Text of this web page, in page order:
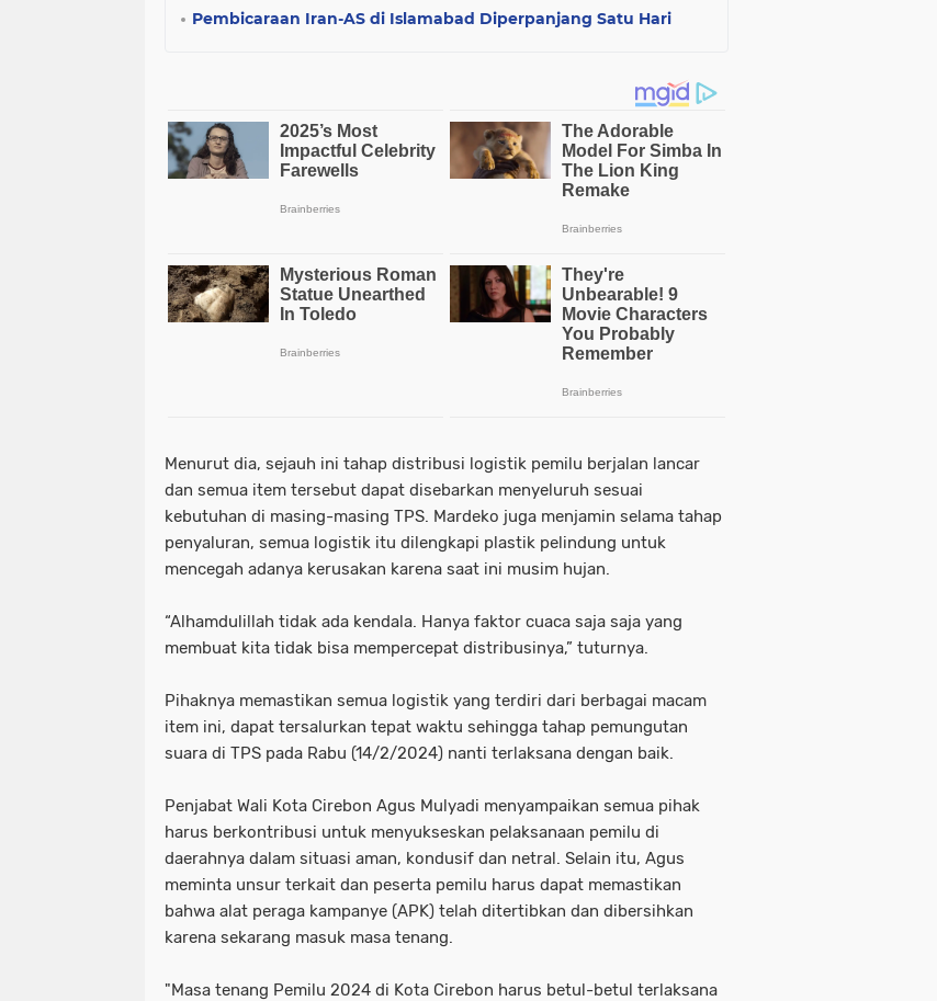
Pembicaraan Iran-AS di Islamabad Diperpanjang Satu Hari
Menurut dia, sejauh ini tahap distribusi logistik pemilu berjalan lancar
dan semua item tersebut dapat disebarkan menyeluruh sesuai
kebutuhan di masing-masing TPS. Mardeko juga menjamin selama tahap
penyaluran, semua logistik itu dilengkapi plastik pelindung untuk
mencegah adanya kerusakan karena saat ini musim hujan.
“Alhamdulillah tidak ada kendala. Hanya faktor cuaca saja saja yang
membuat kita tidak bisa mempercepat distribusinya,” tuturnya.
Pihaknya memastikan semua logistik yang terdiri dari berbagai macam
item ini, dapat tersalurkan tepat waktu sehingga tahap pemungutan
suara di TPS pada Rabu (14/2/2024) nanti terlaksana dengan baik.
Penjabat Wali Kota Cirebon Agus Mulyadi menyampaikan semua pihak
harus berkontribusi untuk menyukseskan pelaksanaan pemilu di
daerahnya dalam situasi aman, kondusif dan netral. Selain itu, Agus
meminta unsur terkait dan peserta pemilu harus dapat memastikan
bahwa alat peraga kampanye (APK) telah ditertibkan dan dibersihkan
karena sekarang masuk masa tenang.
"Masa tenang Pemilu 2024 di Kota Cirebon harus betul-betul terlaksana